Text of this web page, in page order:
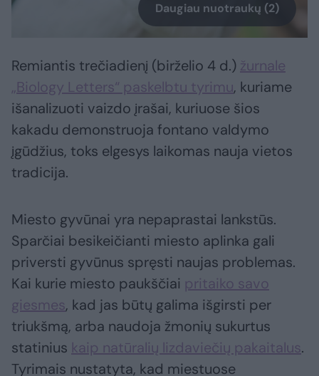
Daugiau nuotraukų (2)
Remiantis trečiadienį (birželio 4 d.) žurnale
„Biology Letters“ paskelbtu tyrimu, kuriame
išanalizuoti vaizdo įrašai, kuriuose šios
kakadu demonstruoja fontano valdymo
įgūdžius, toks elgesys laikomas nauja vietos
tradicija.
Miesto gyvūnai yra nepaprastai lankstūs.
Sparčiai besikeičianti miesto aplinka gali
priversti gyvūnus spręsti naujas problemas.
Kai kurie miesto paukščiai pritaiko savo
giesmes, kad jas būtų galima išgirsti per
triukšmą, arba naudoja žmonių sukurtus
statinius kaip natūralių lizdaviečių pakaitalus.
Tyrimais nustatyta, kad miestuose